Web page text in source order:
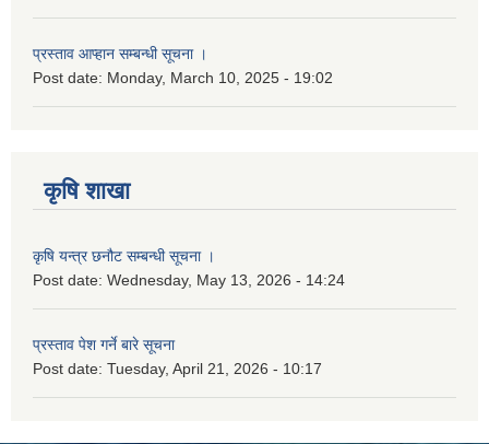
प्रस्ताव आप्हान सम्बन्धी सूचना ।
Post date: Monday, March 10, 2025 - 19:02
कृषि शाखा
कृषि यन्त्र छनौट सम्बन्धी सूचना ।
Post date: Wednesday, May 13, 2026 - 14:24
प्रस्ताव पेश गर्ने बारे सूचना
Post date: Tuesday, April 21, 2026 - 10:17